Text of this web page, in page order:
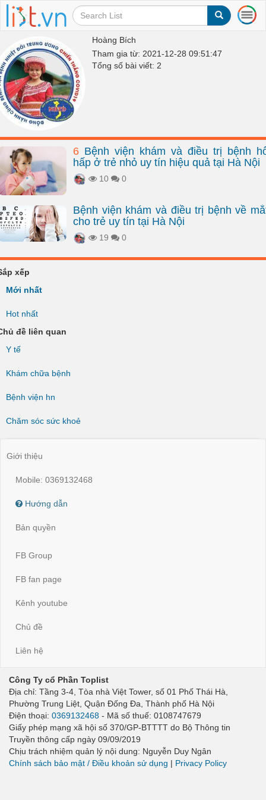
T
o
a
t
i
Hoàng Bích
Tham gia từ: 2021-12-28 09:51:47
Tổng số bài viết: 2
6 Bệnh viện khám và điều trị bệnh
hấp ở trẻ nhỏ uy tín hiệu quả tại Hà Nội
10 0
Bệnh viện khám và điều trị bệnh về
cho trẻ uy tín tại Hà Nội
19 0
xếp
Mới nhất
Hot nhất
đề liên quan
Y tế
Khám chữa bệnh
Bệnh viện hn
Chăm sóc sức khoẻ
Giới thiệu
Mobile: 0369132468
Hướng dẫn
Bản quyền
FB Group
FB fan page
Kênh youtube
Chủ đề
Liên hệ
Công Ty cổ Phần Toplist
Địa chỉ: Tầng 3-4, Tòa nhà Việt Tower, số 01 Phố Thái Hà,
Phường Trung Liệt, Quận Đống Đa, Thành phố Hà Nội
Điện thoại: 0369132468 - Mã số thuế: 0108747679
Giấy phép mạng xã hội số 370/GP-BTTTT do Bộ Thông tin
Truyền thông cấp ngày 09/09/2019
Chịu trách nhiệm quản lý nội dung: Nguyễn Duy Ngân
Chính sách bảo mật / Điều khoản sử dụng | Privacy Policy